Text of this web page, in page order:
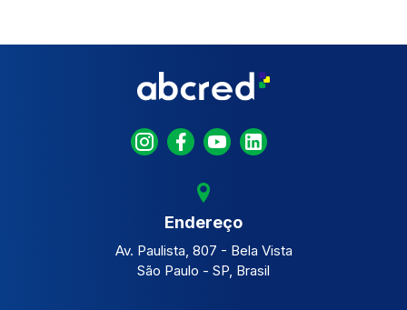
Endereço
Av. Paulista, 807 - Bela Vista
São Paulo - SP, Brasil